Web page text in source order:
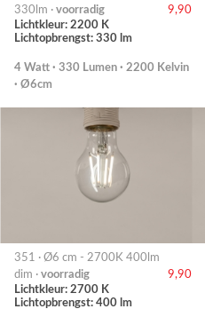
330lm · voorradig
9,90
Lichtkleur: 2200 K
Lichtopbrengst: 330 lm
4 Watt · 330 Lumen · 2200 Kelvin
· Ø6cm
351 · Ø6 cm - 2700K 400lm
dim · voorradig
9,90
Lichtkleur: 2700 K
Lichtopbrengst: 400 lm